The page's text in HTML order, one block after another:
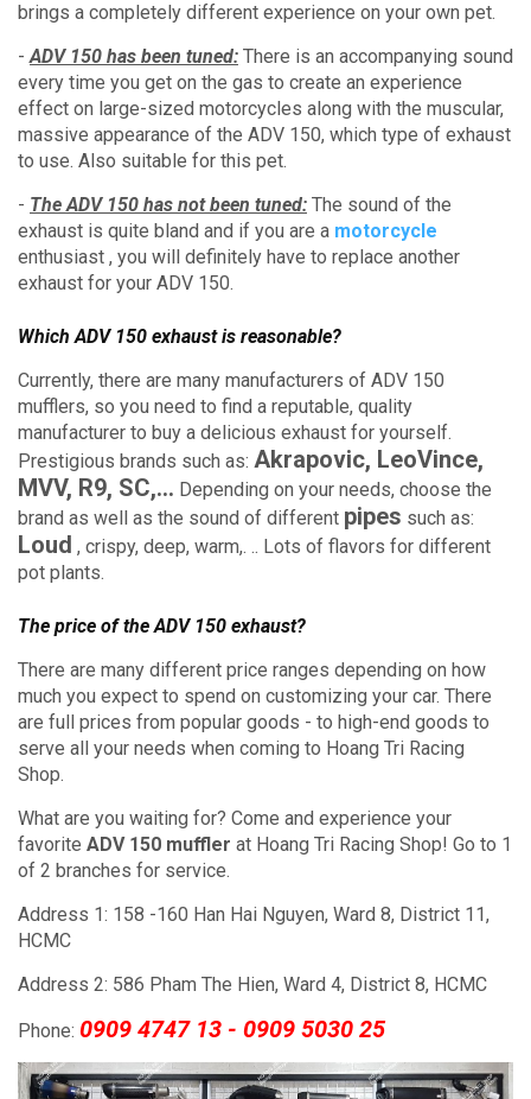
brings a completely different experience on your own pet.
-ADV 150 has been tuned: There is an accompanying sound
every time you get on the gas to create an experience
effect on large-sized motorcycles along with the muscular,
massive appearance of the ADV 150, which type of exhaust
to use. Also suitable for this pet.
- The ADV 150 has not been tuned: The sound of the
exhaust is quite bland and if you are a motorcycle
enthusiast , you will definitely have to replace another
exhaust for your ADV 150.
Which ADV 150 exhaust is reasonable?
Currently, there are many manufacturers of ADV 150
mufflers, so you need to find a reputable, quality
manufacturer to buy a delicious exhaust for yourself.
Prestigious brands such as: Akrapovic, LeoVince,
MVV, R9, SC,... Depending on your needs, choose the
brand as well as the sound of different pipes such as:
Loud , crispy, deep, warm,. .. Lots of flavors for different
pot plants.
The price of the ADV 150 exhaust?
There are many different price ranges depending on how
much you expect to spend on customizing your car. There
are full prices from popular goods - to high-end goods to
serve all your needs when coming to Hoang Tri Racing
Shop.
What are you waiting for? Come and experience your
favorite ADV 150 muffler at Hoang Tri Racing Shop! Go to 1
of 2 branches for service.
Address 1: 158 -160 Han Hai Nguyen, Ward 8, District 11,
HCMC
Address 2: 586 Pham The Hien, Ward 4, District 8, HCMC
Phone: 0909 4747 13 - 0909 5030 25